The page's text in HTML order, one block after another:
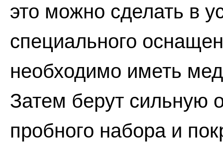
это можно сделать в
специального
необходимо иметь
Затем берут сильную
пробного набора и